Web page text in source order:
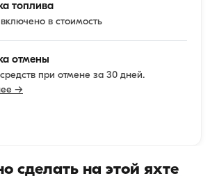
топлива
в стоимость
отмены
при отмене за 30 дней.
→
сделать на этой яхте